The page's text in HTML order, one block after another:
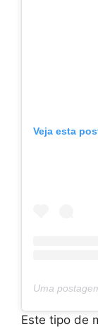
Veja esta
Este tipo de